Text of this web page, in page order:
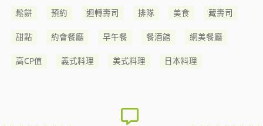
鬆餅 預約 迴轉壽司 排隊 美食 藏壽司
甜點 約會餐廳 早午餐 餐酒館 網美餐廳
高CP值 義式料理 美式料理 日本料理